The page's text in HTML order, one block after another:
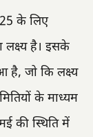
के लिए
लक्ष्य है। इसके
है, जो कि लक्ष्य
के माध्यम
की स्थिति में